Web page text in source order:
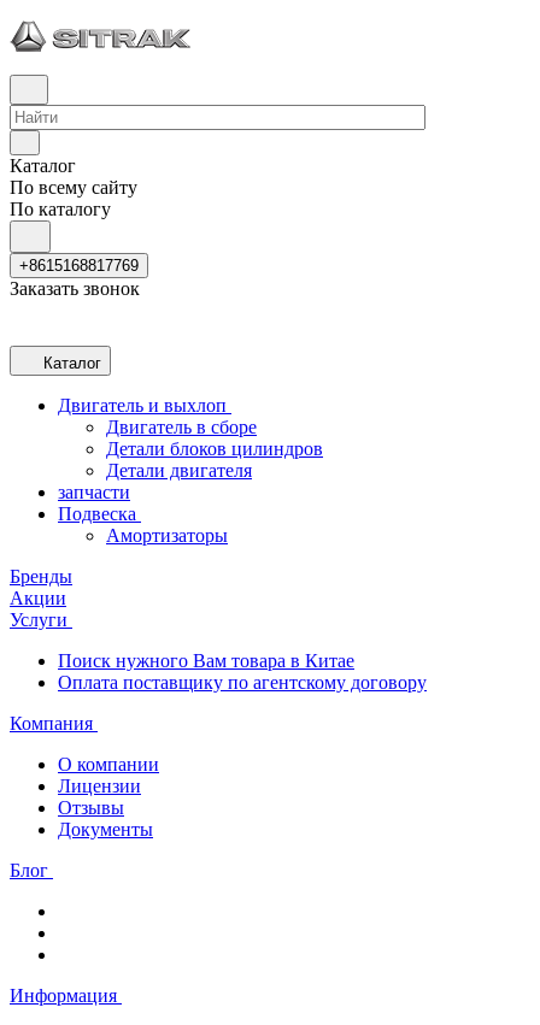
Каталог
По всему сайту
По каталогу
+8615168817769
Заказать звонок
Каталог
Двигатель и выхлоп
Двигатель в сборе
Детали блоков цилиндров
Детали двигателя
запчасти
Подвеска
Амортизаторы
Бренды
Акции
Услуги
Поиск нужного Вам товара в Китае
Оплата поставщику по агентскому договору
Компания
О компании
Лицензии
Отзывы
Документы
Блог
Информация